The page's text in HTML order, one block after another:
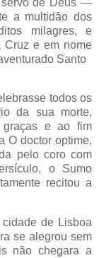
a multidão dos
milagres, e
Cruz e em nome
Santo
todos os
da sua morte,
graças e ao fim
O doctor optime,
pelo coro com
o Sumo
recitou a
de Lisboa
se alegrou sem
não chegara a